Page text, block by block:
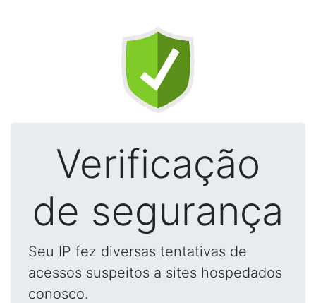
Verificação
de segurança
Seu IP fez diversas tentativas de
acessos suspeitos a sites hospedados
conosco.